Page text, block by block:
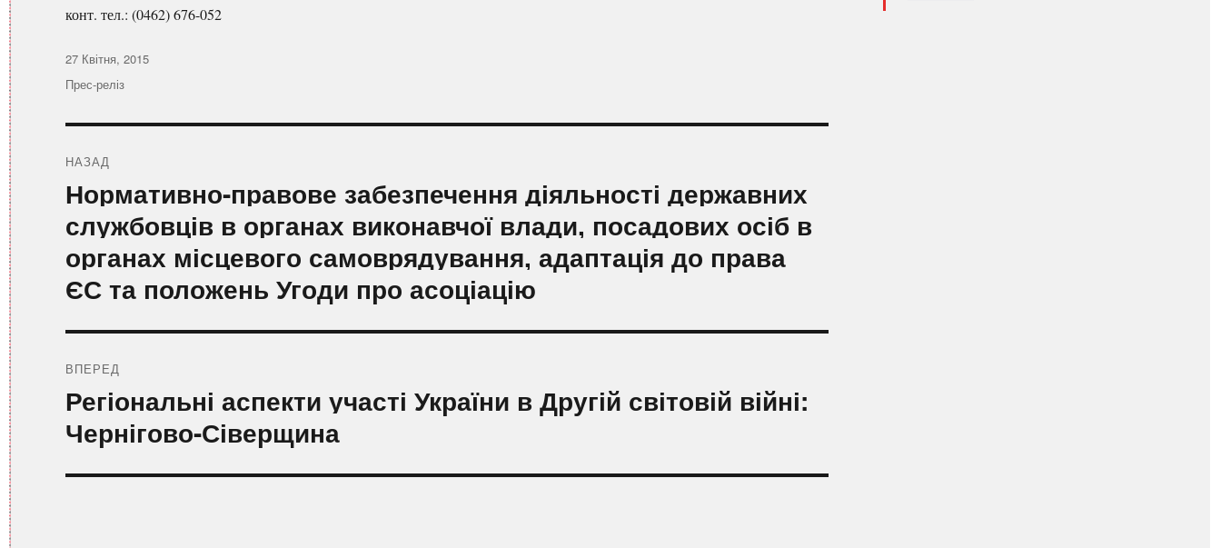
конт. тел.: (0462) 676-052
Оприлюднено
27 Квітня, 2015
Категорії
Прес-реліз
записів
НАЗАД
Попередній
запис:
Нормативно-правове забезпечення діяльності державних
службовців в органах виконавчої влади, посадових осіб в
органах місцевого самоврядування, адаптація до права
ЄС та положень Угоди про асоціацію
ВПЕРЕД
Наступний
запис:
Регіональні аспекти участі України в Другій світовій війні:
Чернігово-Сіверщина